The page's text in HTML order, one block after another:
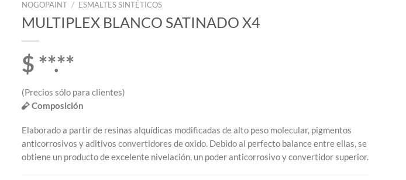
NOGOPAINT / ESMALTES SINTÉTICOS
MULTIPLEX BLANCO SATINADO X4
$ **.**
(Precios sólo para clientes)
Composición
Elaborado a partir de resinas alquídicas modificadas de alto peso molecular, pigmentos
anticorrosivos y aditivos convertidores de oxido. Debido al perfecto balance entre ellas, se
obtiene un producto de excelente nivelación, un poder anticorrosivo y convertidor superior.